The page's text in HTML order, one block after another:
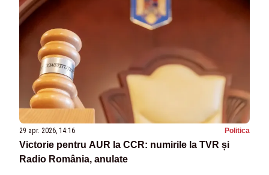
29 apr. 2026, 14:16 Politica
Victorie pentru AUR la CCR: numirile la TVR și
Radio România, anulate